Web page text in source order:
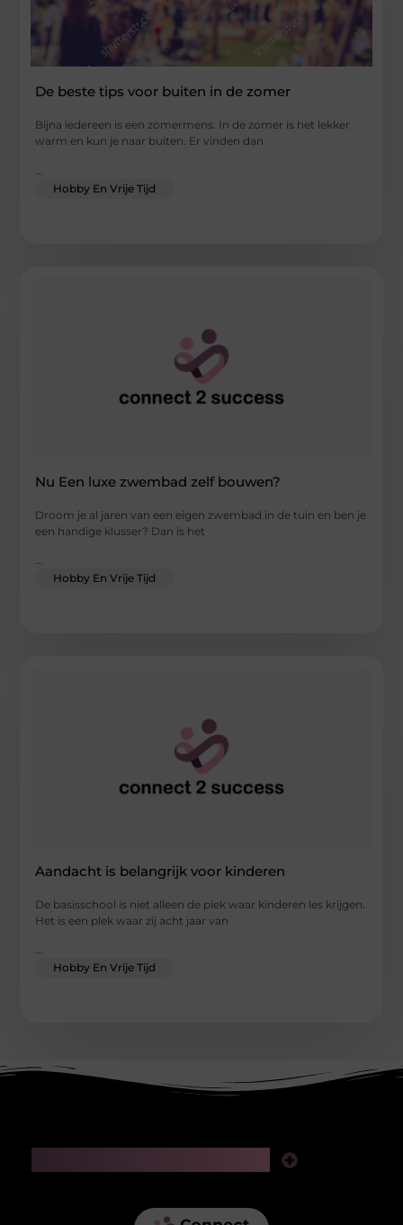
De beste tips voor buiten in de zomer
Bijna iedereen is een zomermens. In de zomer is het lekker
warm en kun je naar buiten. Er vinden dan
Hobby En Vrije Tijd
Nu Een luxe zwembad zelf bouwen?
Droom je al jaren van een eigen zwembad in de tuin en ben je
een handige klusser? Dan is het
...
Hobby En Vrije Tijd
Aandacht is belangrijk voor kinderen
De basisschool is niet alleen de plek waar kinderen les krijgen.
Het is een plek waar zij acht jaar van
...
Hobby En Vrije Tijd